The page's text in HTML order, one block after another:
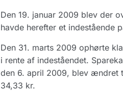
Den 19. januar 2009 blev der
havde herefter et indestående
Den 31. marts 2009 ophørte
i rente af indeståendet.
den 6. april 2009, blev ændret
34,33 kr.